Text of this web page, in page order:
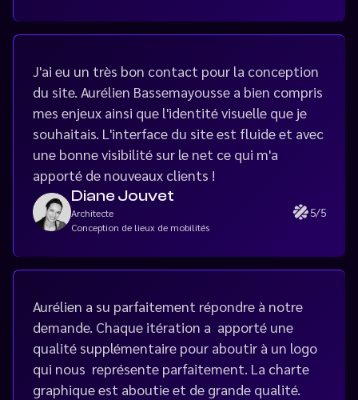
J'ai eu un très bon contact pour la conception
du site. Aurélien Bassemayousse a bien compris
mes enjeux ainsi que l'identité visuelle que je
souhaitais. L'interface du site est fluide et avec
une bonne visibilité sur le net ce qui m'a
apporté de nouveaux clients !
Diane Jouvet
Architecte
Conception de lieux de mobilités
5/5
Aurélien a su parfaitement répondre à notre
demande. Chaque itération a apporté une
qualité supplémentaire pour aboutir à un logo
qui nous représente parfaitement. La charte
graphique est aboutie et de grande qualité.